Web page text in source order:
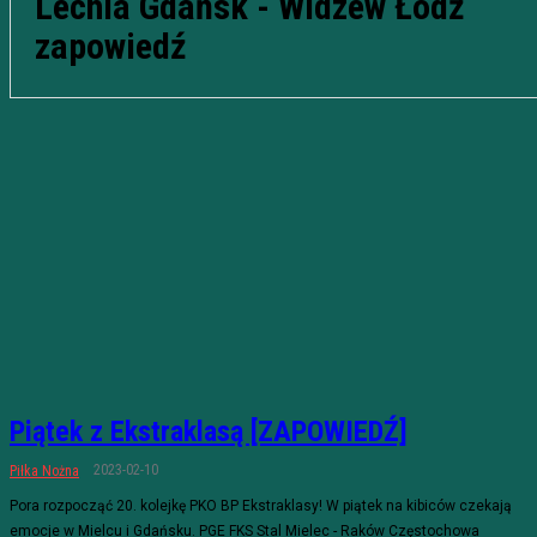
zapowiedź
Piątek z Ekstraklasą [ZAPOWIEDŹ]
Piłka Nożna 2023-02-10
Pora rozpocząć 20. kolejkę PKO BP Ekstraklasy! W piątek na kibiców czekają
emocje w Mielcu i Gdańsku. PGE FKS Stal Mielec - Raków Częstochowa